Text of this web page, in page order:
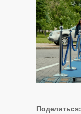
Поделиться: